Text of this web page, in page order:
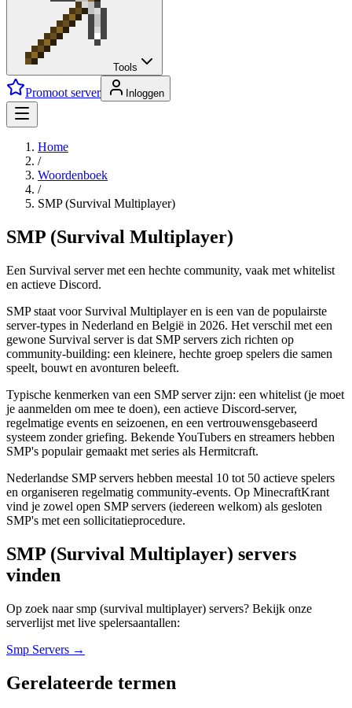
Tools
Promoot server Inloggen
Home
/
Woordenboek
/
SMP (Survival Multiplayer)
SMP (Survival Multiplayer)
Een Survival server met een hechte community, vaak met whitelist
en actieve Discord.
SMP staat voor Survival Multiplayer en is een van de populairste
server-types in Nederland en België in 2026. Het verschil met een
gewone Survival server is dat SMP servers zich richten op
community-building: een kleinere, hechte groep spelers die samen
speelt, bouwt en avonturen beleeft.
Typische kenmerken van een SMP server zijn: een whitelist (je moet
je aanmelden om mee te doen), een actieve Discord-server,
regelmatige events en seizoenen, en een vertrouwensgebaseerd
systeem zonder griefing. Bekende YouTubers en streamers hebben
SMP's populair gemaakt met series als Hermitcraft.
Nederlandse SMP servers hebben meestal 10 tot 50 actieve spelers
en organiseren regelmatig community-events. Op MinecraftKrant
vind je zowel open SMP servers (iedereen welkom) als gesloten
SMP's met een sollicitatieprocedure.
SMP (Survival Multiplayer) servers
vinden
Op zoek naar smp (survival multiplayer) servers? Bekijk onze
serverlijst met live spelersaantallen:
Smp Servers →
Gerelateerde termen